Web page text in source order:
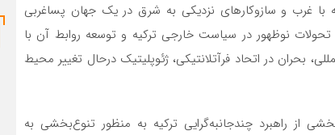
با غرب و سازوکارهای نزدیکی به شرق در یک جهان پساغربی
نوظهور در سیاست خارجی ترکیه و توسعه روابط آن با
بحران در اتحاد فرآتلانتیکی، ژئوپلیتیک درحال تغییر محیط
از راهبرد چندجانبه­‌گرایی ترکیه به منظور تنوع‌­بخشی به